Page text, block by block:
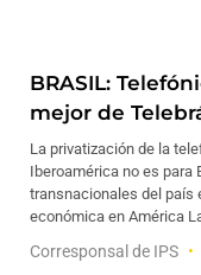
BRASIL:
mejor de
La privatización de la
Iberoamérica no es para
transnacionales del país
económica en América
Corresponsal de IPS